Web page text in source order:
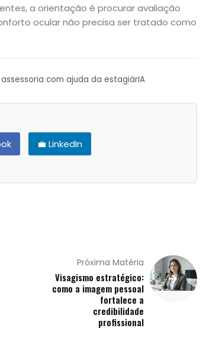
a orientação é procurar avaliação
ocular não precisa ser tratado como
com ajuda da estagiárIA
💼 LinkedIn
Próxima Matéria
Visagismo estratégico:
como a imagem pessoal
fortalece a
credibilidade
profissional